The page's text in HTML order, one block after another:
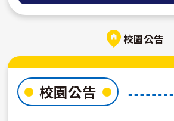
校園公告
校園公告